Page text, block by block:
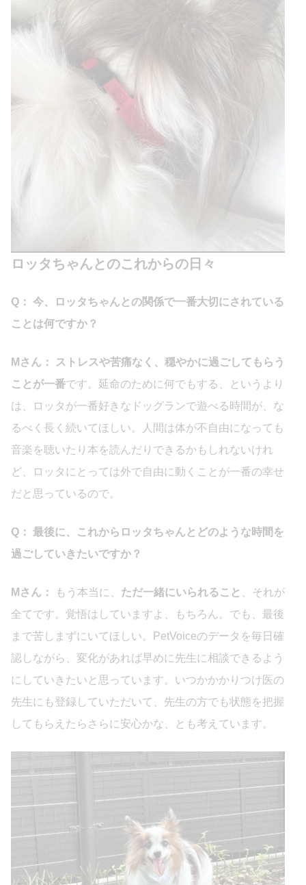
ロッタちゃんとのこれからの日々
Q： 今、ロッタちゃんとの関係で一番大切にされている
ことは何ですか？
Mさん：
ストレスや苦痛なく、穏やかに過ごしてもらう
ことが一番です。延命のために何でもする、というより
は、ロッタが一番好きなドッグランで遊べる時間が、な
るべく長く続いてほしい。人間は体が不自由になっても
音楽を聴いたり本を読んだりできるかもしれないけれ
ど、ロッタにとっては外で自由に動くことが一番の幸せ
だと思っているので。
Q： 最後に、これからロッタちゃんとどのような時間を
過ごしていきたいですか？
Mさん： もう本当に、 ただ一緒にいられること 、それが
全てです。覚悟はしていますよ、もちろん。でも、最後
まで苦しまずにいてほしい。PetVoiceのデータを毎日確
認しながら、変化があれば早めに先生に相談できるよう
にしていきたいと思っています。いつかかかりつけ医の
先生にも登録していただいて、先生の方でも状態を把握
してもらえたらさらに安心かな、とも考えています。